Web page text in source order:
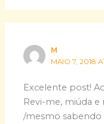
M
MAIO 7, 2018
Excelente post!
Revi-me, miúda e
/mesmo sabendo